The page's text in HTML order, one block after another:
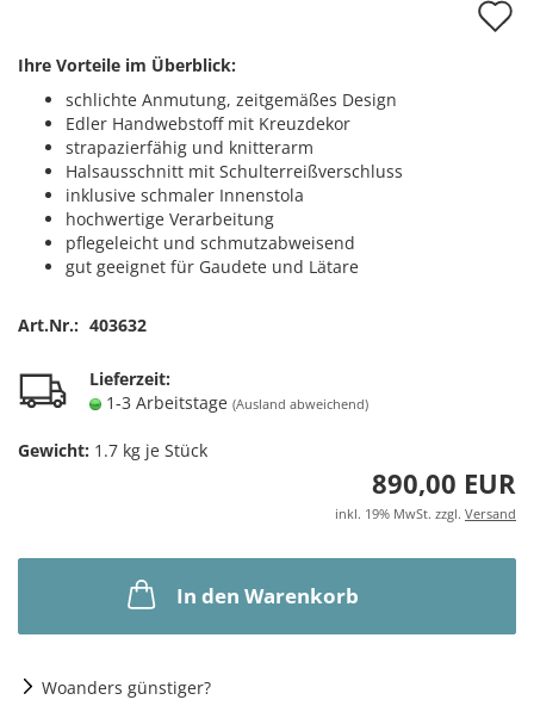
Ihre Vorteile im Überblick:
schlichte Anmutung, zeitgemäßes Design
Edler Handwebstoff mit Kreuzdekor
strapazierfähig und knitterarm
Halsausschnitt mit Schulterreißverschluss
inklusive schmaler Innenstola
hochwertige Verarbeitung
pflegeleicht und schmutzabweisend
gut geeignet für Gaudete und Lätare
Art.Nr.: 403632
Lieferzeit:
1-3 Arbeitstage (Ausland abweichend)
Gewicht: 1.7 kg je Stück
890,00 EUR
inkl. 19% MwSt. zzgl. Versand
In den Warenkorb
Woanders günstiger?